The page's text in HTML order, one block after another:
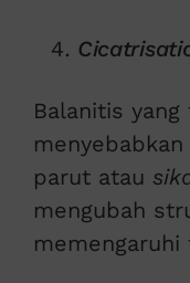
Balanitis
parut atau
mengubah
memengaruhi